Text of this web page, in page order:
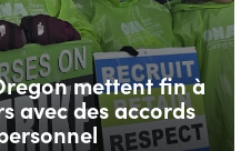
mettent fin à
avec des accords